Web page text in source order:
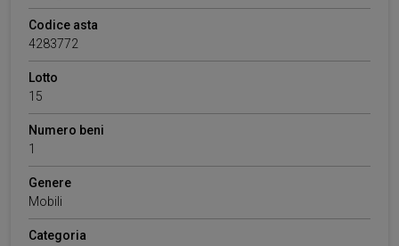
Codice asta
4283772
Lotto
15
Numero beni
1
Genere
Mobili
Categoria